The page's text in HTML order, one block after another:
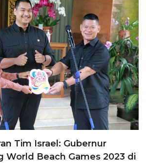
Tim Israel: Gubernur
World Beach Games 2023 di